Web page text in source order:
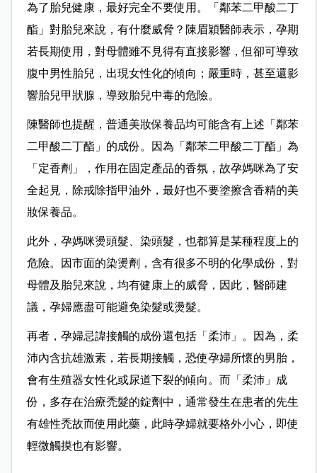
為了胎兒健康，最好完全不要使用。「鄰苯二甲酸二丁
酯」對胎兒來說，有什麼威脅？陳眉穎醫師表示，孕期
若長期使用，對母體雖不見得有直接影響，但卻可導致
腹中男性胎兒，出現女性化的傾向；嚴重時，甚至還影
響胎兒甲狀腺，導致胎兒中毒的危險。
陳醫師也提醒，普通美妝保養品均可能含有上述「鄰苯
二甲酸二丁酯」的成份。因為「鄰苯二甲酸二丁酯」為
「定香劑」，作用在固定產品的香氛，故孕媽咪為了安
全起見，除戒除指甲油外，最好也不要塗擦含香精的美
妝保養品。
此外，孕媽咪燙頭髮、染頭髮，也都算是某種程度上的
危險。因市面的染燙劑，含有很多不明的化學成份，對
母體及胎兒來說，均有健康上的威脅，因此，醫師建
議，孕婦應盡可能避免染髮或燙髮。
再者，孕婦忌諱接觸的成份還包括「柔沛」。因為，柔
沛內含抗雄激素，若長期接觸，恐使孕婦所懷的男胎，
會有生殖器女性化或尿道下裂的傾向。而「柔沛」成
份，多存在治療禿髮的錠劑中，通常發生在患者的先生
有雄性禿故而使用此藥，此時孕婦就要格外小心，即使
輕微觸摸也有影響。